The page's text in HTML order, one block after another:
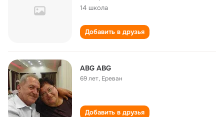
14 школа
Добавить в друзья
ABG ABG
69 лет, Ереван
Добавить в друзья